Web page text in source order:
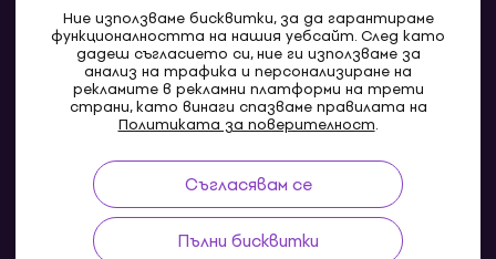
Ние използваме бисквитки, за да гарантираме
функционалността на нашия уебсайт. След като
дадеш съгласието си, ние ги използваме за
анализ на трафика и персонализиране на
рекламите в рекламни платформи на трети
страни, като винаги спазваме правилата на
Политиката за поверителност.
Съгласявам се
Пълни бисквитки
MK